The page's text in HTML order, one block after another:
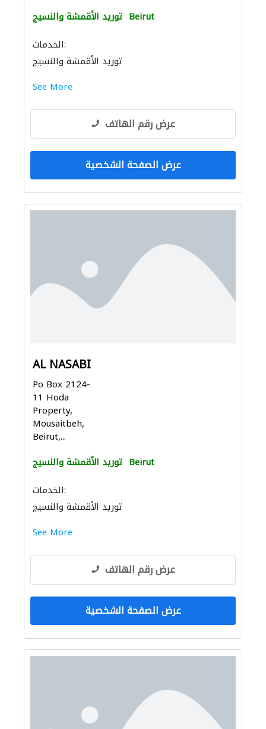
توريد الأقمشة والنسيج Beirut
الخدمات:
توريد الأقمشة والنسيج
See More
عرض رقم الهاتف
عرض الصفحة الشخصية
AL NASABI
Po Box 2124-
11 Hoda
Property,
Mousaitbeh,
Beirut,...
توريد الأقمشة والنسيج Beirut
الخدمات:
توريد الأقمشة والنسيج
See More
عرض رقم الهاتف
عرض الصفحة الشخصية